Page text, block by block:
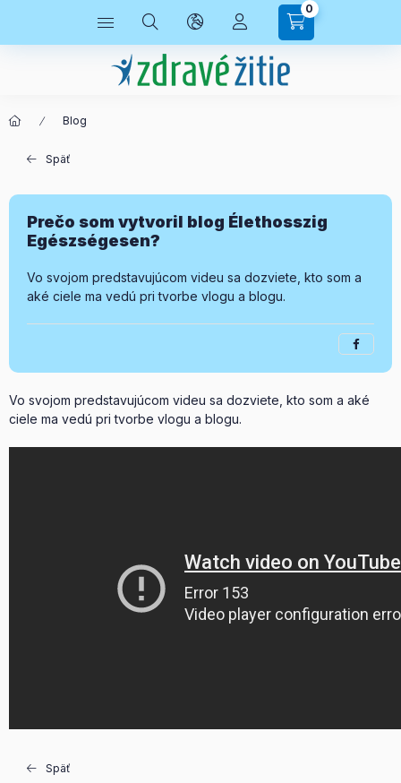
0
Blog
Späť
Prečo som vytvoril blog Élethosszig
Egészségesen?
Vo svojom predstavujúcom videu sa dozviete, kto som a
aké ciele ma vedú pri tvorbe vlogu a blogu.
Vo svojom predstavujúcom videu sa dozviete, kto som a aké
ciele ma vedú pri tvorbe vlogu a blogu.
Späť